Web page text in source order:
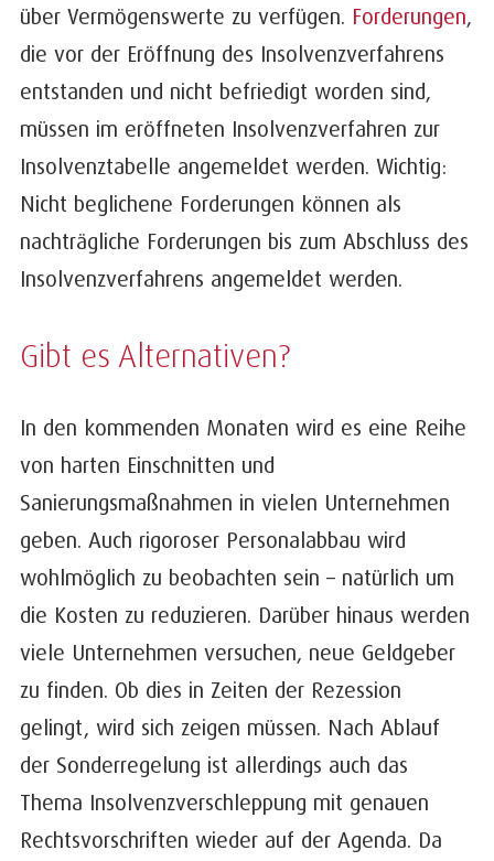
über Vermögenswerte zu verfügen. Forderungen,
die vor der Eröffnung des Insolvenzverfahrens
entstanden und nicht befriedigt worden sind,
müssen im eröffneten Insolvenzverfahren zur
Insolvenztabelle angemeldet werden. Wichtig:
Nicht beglichene Forderungen können als
nachträgliche Forderungen bis zum Abschluss des
Insolvenzverfahrens angemeldet werden.
Gibt es Alternativen?
In den kommenden Monaten wird es eine Reihe
von harten Einschnitten und
Sanierungsmaßnahmen in vielen Unternehmen
geben. Auch rigoroser Personalabbau wird
wohlmöglich zu beobachten sein – natürlich um
die Kosten zu reduzieren. Darüber hinaus werden
viele Unternehmen versuchen, neue Geldgeber
zu finden. Ob dies in Zeiten der Rezession
gelingt, wird sich zeigen müssen. Nach Ablauf
der Sonderregelung ist allerdings auch das
Thema Insolvenzverschleppung mit genauen
Rechtsvorschriften wieder auf der Agenda. Da